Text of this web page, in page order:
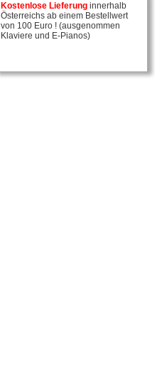
Kostenlose Lieferung innerhalb
Österreichs ab einem Bestellwert
von 100 Euro ! (ausgenommen
Klaviere und E-Pianos)